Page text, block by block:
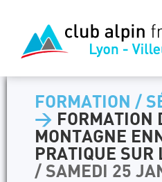
FORMATION /
> FORMATION
MONTAGNE
PRATIQUE SUR
/ SAMEDI 25